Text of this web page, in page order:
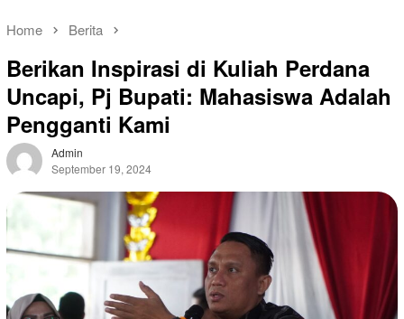
Home Berita
Berikan Inspirasi di Kuliah Perdana
Uncapi, Pj Bupati: Mahasiswa Adalah
Pengganti Kami
Admin
September 19, 2024